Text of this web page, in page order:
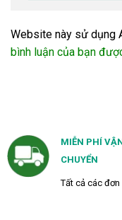
Website này sử dụng
bình luận của bạn
MIỄN PHÍ
CHUYỂN
Tất cả các đơn